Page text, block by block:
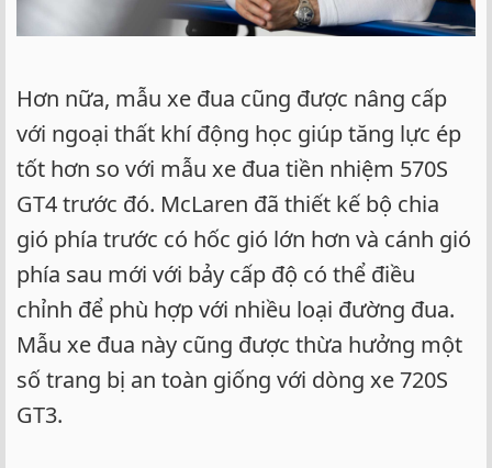
Hơn nữa, mẫu xe đua cũng được nâng cấp
với ngoại thất khí động học giúp tăng lực ép
tốt hơn so với mẫu xe đua tiền nhiệm 570S
GT4 trước đó. McLaren đã thiết kế bộ chia
gió phía trước có hốc gió lớn hơn và cánh gió
phía sau mới với bảy cấp độ có thể điều
chỉnh để phù hợp với nhiều loại đường đua.
Mẫu xe đua này cũng được thừa hưởng một
số trang bị an toàn giống với dòng xe 720S
GT3.